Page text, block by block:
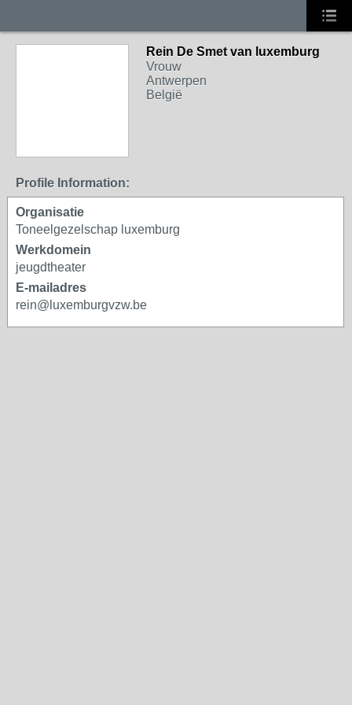
Rein De Smet van luxemburg
Vrouw
Antwerpen
België
Profile Information:
Organisatie
Toneelgezelschap luxemburg
Werkdomein
jeugdtheater
E-mailadres
rein@luxemburgvzw.be